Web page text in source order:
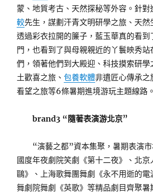
蒙、地質考古、天然探秘等外容。針對
較先生，謀劃汗青文明研學之旅、天然
透過彩衣拉開的簾子，藍玉華真的看到
門，也看到了與母親親近的丫鬟映秀站
們，領著他們到大殿迎、科技摸索研學
土歡喜之旅、包養軟體非遺匠心傳承之
看望之旅等6條暑期進境游玩主題線路。
brand3 “隨著表演游北京”
“演藝之都”資本集聚，暑期表演市
國度年夜劇院笑劇《第十二夜》、北京
鷗》、上海歌舞團舞劇《永不用逝的電
舞劇院舞劇《英歌》等精品劇目齊聚暑